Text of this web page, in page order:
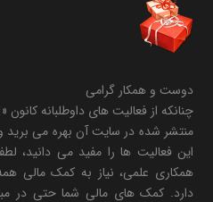
دوست و همکار گرامی
چنانکه از فعالیت های داوطلبانه
منتشر شده در سایت آن بهره می برید و
این فعالیت ها را مفید می دانید،
همکاری علمی، نیاز به کمک مالی همه
دارد. کمک های مالی شما حتی در